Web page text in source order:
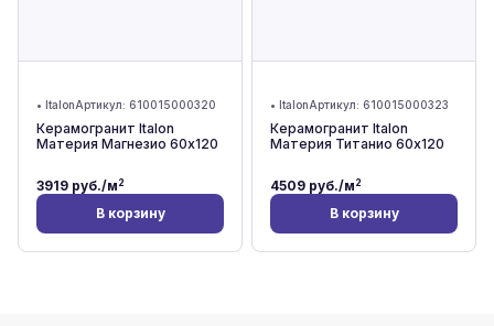
• ItalonАртикул: 610015000320
Керамогранит Italon
Материя Магнезио 60x120
3919 руб./м2
В корзину
• ItalonАртикул: 610015000323
Керамогранит Italon
Материя Титанио 60x120
4509 руб./м2
В корзину